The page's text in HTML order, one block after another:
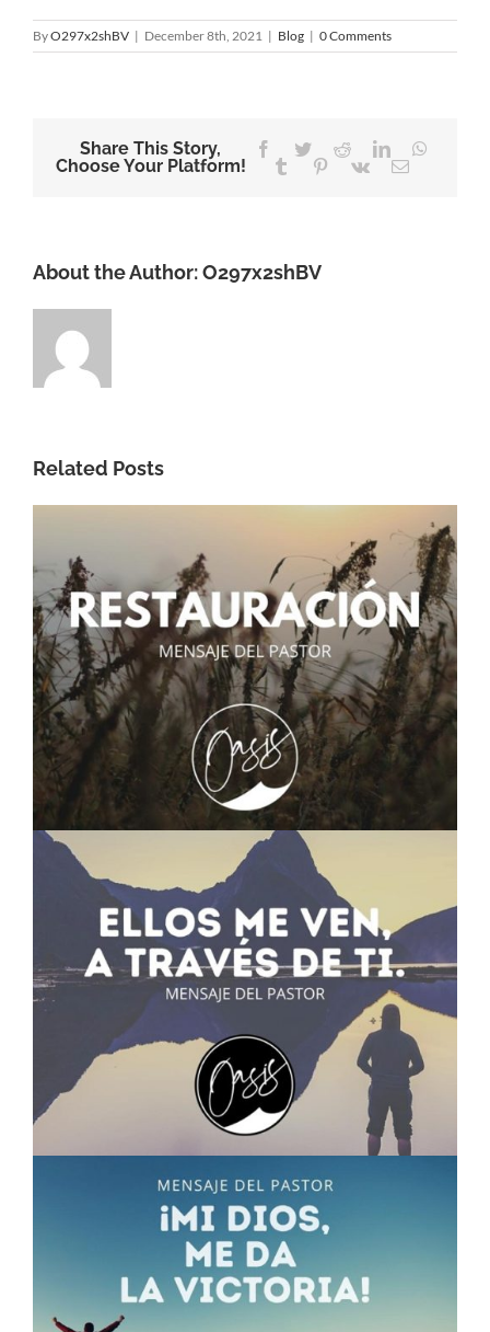
ByO297x2shBV | December 8th, 2021 | Blog | 0 Comments
Share This Story,
Choose Your Platform!
Facebook
TwitterRedditLinkedIn
Tumblr Pinterest
Vk Email
About the Author:O297x2shBV
Related Posts